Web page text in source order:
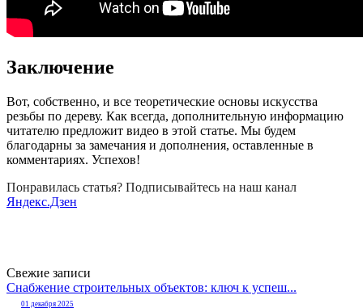
Заключение
Вот, собственно, и все теоретические основы искусства
резьбы по дереву. Как всегда, дополнительную информацию
читателю предложит видео в этой статье. Мы будем
благодарны за замечания и дополнения, оставленные в
комментариях. Успехов!
Понравилась статья? Подписывайтесь на наш канал
Яндекс.Дзен
Свежие записи
Снабжение строительных объектов: ключ к успеш...
01 декабря 2025